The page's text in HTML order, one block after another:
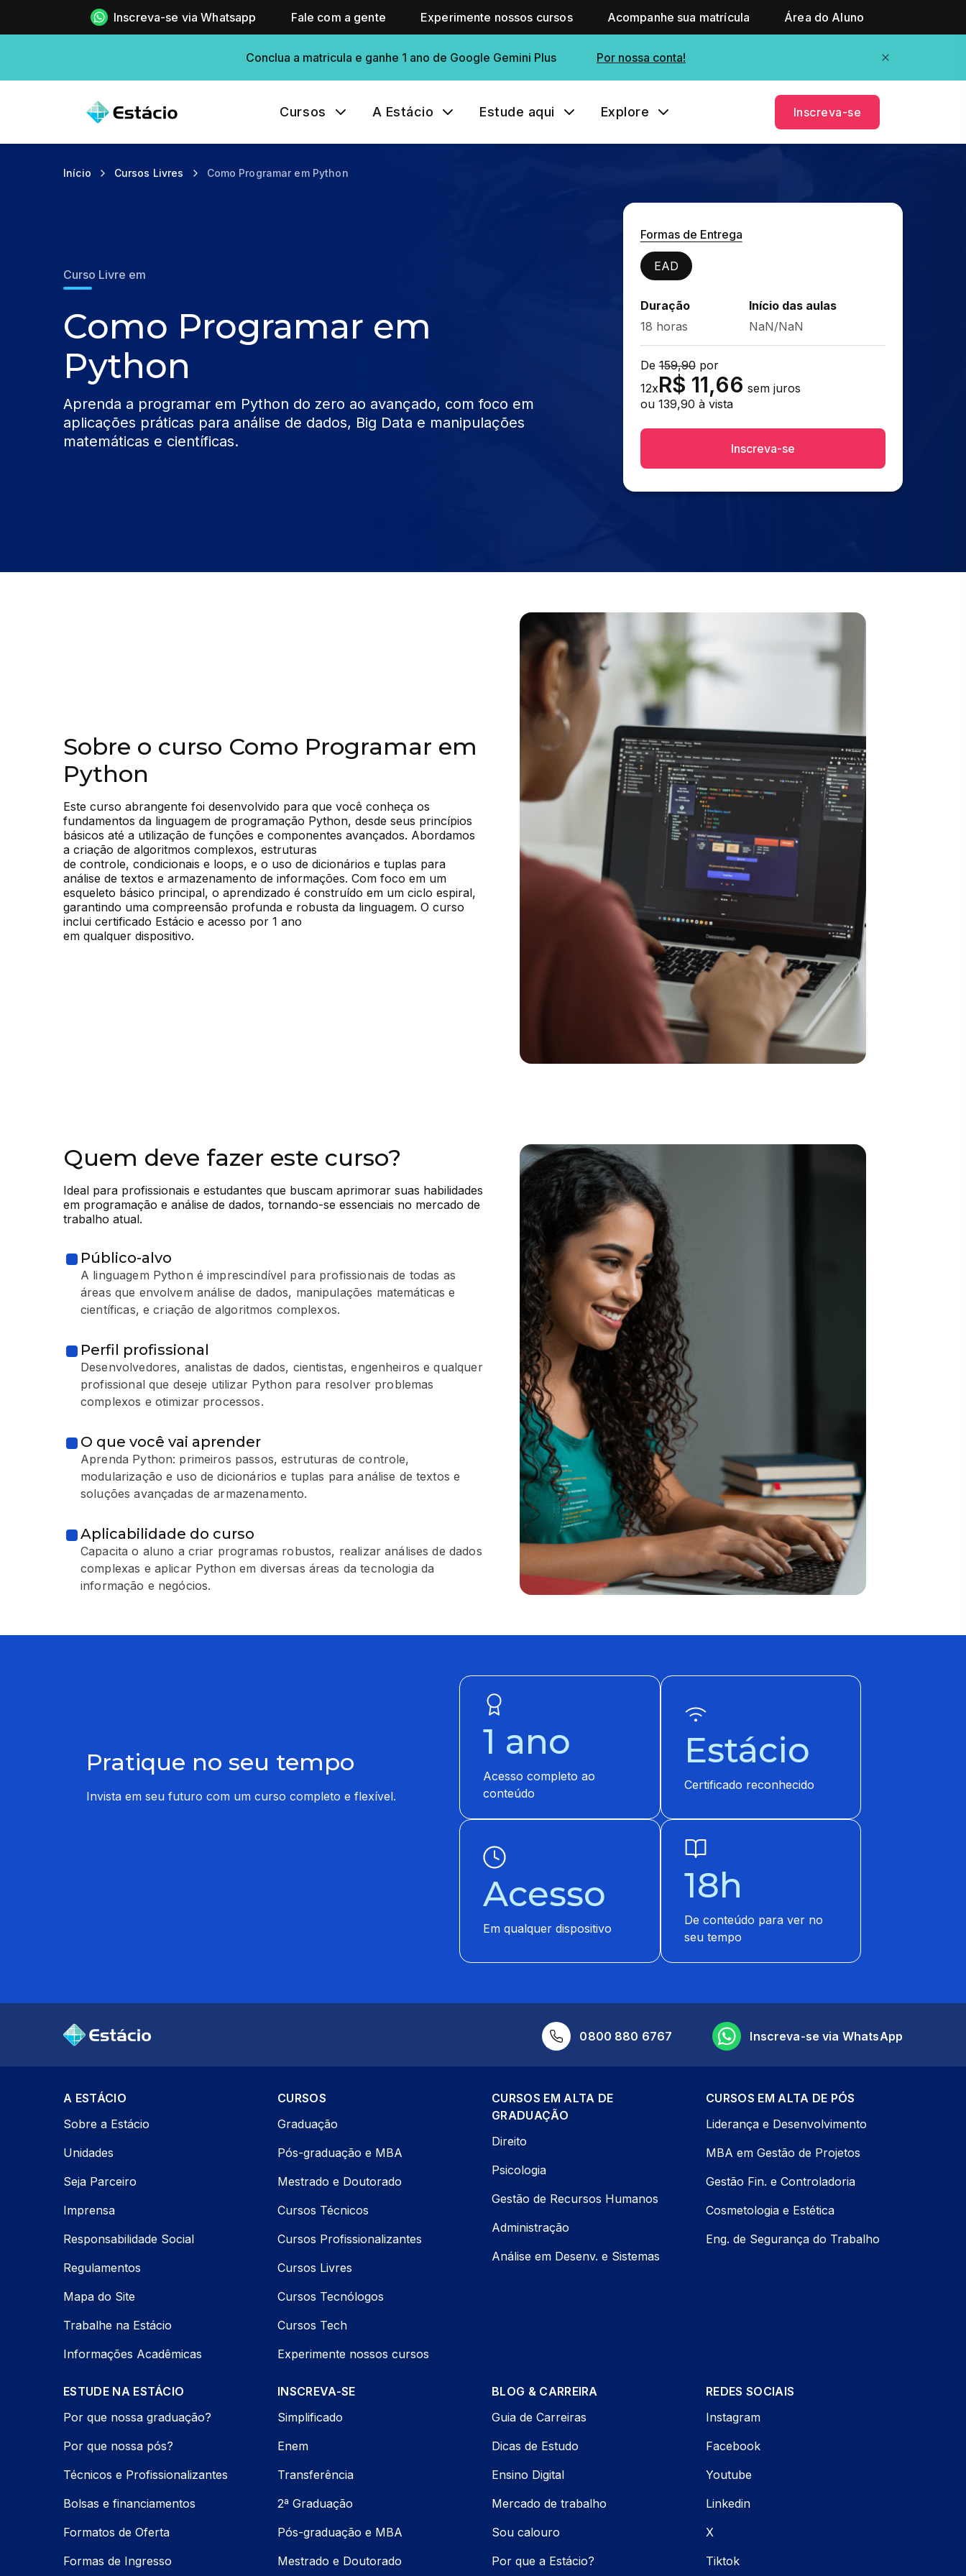
Inscreva-se via Whatsapp Fale com a gente Experimente nossos cursos Acompanhe sua matrícula Área do Aluno
Conclua a matricula e ganhe 1 ano de Google Gemini Plus Por nossa conta!
Cursos A Estácio Estude aqui Explore Inscreva-se
Início Cursos Livres Como Programar em Python
Curso Livre em
Como Programar em
Python
Aprenda a programar em Python do zero ao avançado, com foco em
aplicações práticas para análise de dados, Big Data e manipulações
matemáticas e científicas.
Formas de Entrega
EAD
Duração
18 horas
Início das aulas
NaN/NaN
De159,90por
12xR$ 11,66 sem juros
ou 139,90 à vista
Inscreva-se
Sobre o curso Como Programar em
Python
Este curso abrangente foi desenvolvido para que você conheça os
fundamentos da linguagem de programação Python, desde seus princípios
básicos até a utilização de funções e componentes avançados. Abordamos
a criação de algoritmos complexos, estruturas
de controle, condicionais e loops, e o uso de dicionários e tuplas para
análise de textos e armazenamento de informações. Com foco em um
esqueleto básico principal, o aprendizado é construído em um ciclo espiral,
garantindo uma compreensão profunda e robusta da linguagem. O curso
inclui certificado Estácio e acesso por 1 ano
em qualquer dispositivo.
Quem deve fazer este curso?
Ideal para profissionais e estudantes que buscam aprimorar suas habilidades
em programação e análise de dados, tornando-se essenciais no mercado de
trabalho atual.
Público-alvo
A linguagem Python é imprescindível para profissionais de todas as
áreas que envolvem análise de dados, manipulações matemáticas e
científicas, e criação de algoritmos complexos.
Perfil profissional
Desenvolvedores, analistas de dados, cientistas, engenheiros e qualquer
profissional que deseje utilizar Python para resolver problemas
complexos e otimizar processos.
O que você vai aprender
Aprenda Python: primeiros passos, estruturas de controle,
modularização e uso de dicionários e tuplas para análise de textos e
soluções avançadas de armazenamento.
Aplicabilidade do curso
Capacita o aluno a criar programas robustos, realizar análises de dados
complexas e aplicar Python em diversas áreas da tecnologia da
informação e negócios.
Pratique no seu tempo
Invista em seu futuro com um curso completo e flexível.
1 ano
Acesso completo ao
conteúdo
Estácio
Certificado reconhecido
Acesso
Em qualquer dispositivo
18h
De conteúdo para ver no
seu tempo
0800 880 6767 Inscreva-se via WhatsApp
A ESTÁCIO
Sobre a Estácio
Unidades
Seja Parceiro
Imprensa
Responsabilidade Social
Regulamentos
Mapa do Site
Trabalhe na Estácio
Informações Acadêmicas
CURSOS
Graduação
Pós-graduação e MBA
Mestrado e Doutorado
Cursos Técnicos
Cursos Profissionalizantes
Cursos Livres
Cursos Tecnólogos
Cursos Tech
Experimente nossos cursos
CURSOS EM ALTA DE
GRADUAÇÃO
Direito
Psicologia
Gestão de Recursos Humanos
Administração
Análise em Desenv. e Sistemas
CURSOS EM ALTA DE PÓS
Liderança e Desenvolvimento
MBA em Gestão de Projetos
Gestão Fin. e Controladoria
Cosmetologia e Estética
Eng. de Segurança do Trabalho
ESTUDE NA ESTÁCIO
Por que nossa graduação?
Por que nossa pós?
Técnicos e Profissionalizantes
Bolsas e financiamentos
Formatos de Oferta
Formas de Ingresso
INSCREVA-SE
Simplificado
Enem
Transferência
2ª Graduação
Pós-graduação e MBA
Mestrado e Doutorado
BLOG & CARREIRA
Guia de Carreiras
Dicas de Estudo
Ensino Digital
Mercado de trabalho
Sou calouro
Por que a Estácio?
REDES SOCIAIS
Instagram
Facebook
Youtube
Linkedin
X
Tiktok